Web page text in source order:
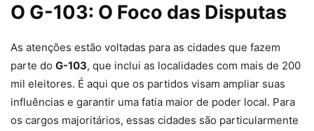
O G-103: O Foco das Disputas
As atenções estão voltadas para as cidades que fazem
parte do G-103, que inclui as localidades com mais de 200
mil eleitores. É aqui que os partidos visam ampliar suas
influências e garantir uma fatia maior de poder local. Para
os cargos majoritários, essas cidades são particularmente